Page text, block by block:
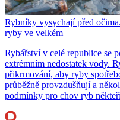
Rybníky vysychají před
ryby ve velkém
Rybářství v celé republice se
extrémním nedostatek vody.
přikrmování, aby ryby
průběžně provzdušňují a
podmínky pro chov ryb